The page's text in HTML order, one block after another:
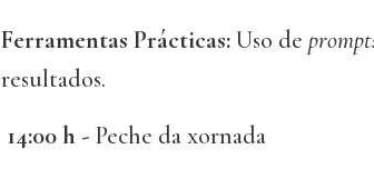
Ferramentas Prácticas:Uso de
resultados.
14:00 h - Peche da xornada